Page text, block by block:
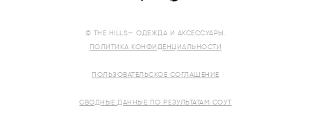
© THE HILLS— ОДЕЖДА И АКСЕССУАРЫ.
ПОЛИТИКА КОНФИДЕНЦИАЛЬНОСТИ
ПОЛЬЗОВАТЕЛЬСКОЕ СОГЛАШЕНИЕ
СВОДНЫЕ ДАННЫЕ ПО РЕЗУЛЬТАТАМ СОУТ